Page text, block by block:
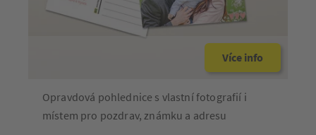
Více info
Opravdová pohlednice s vlastní fotografií i
místem pro pozdrav, známku a adresu